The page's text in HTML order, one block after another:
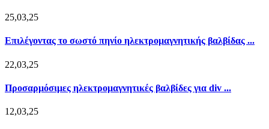
25,03,25
Επιλέγοντας το σωστό πηνίο ηλεκτρομαγνητικής βαλβίδας ...
22,03,25
Προσαρμόσιμες ηλεκτρομαγνητικές βαλβίδες για div ...
12,03,25